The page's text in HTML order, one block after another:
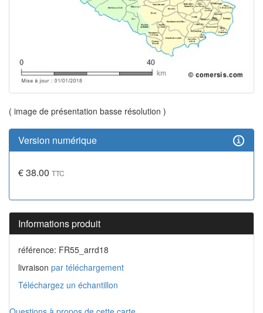
( image de présentation basse résolution )
Version numérique
€ 38.00 TTC
Informations produit
référence: FR55_arrd18
livraison par téléchargement
Téléchargez un échantillon